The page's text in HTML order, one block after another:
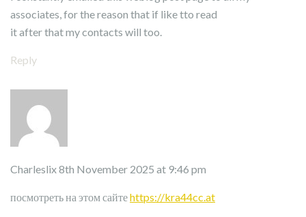
associates, for the reason that if like tto read
it after that my contacts will too.
Reply
Charleslix8th November 2025 at 9:46 pm
посмотреть на этом сайтеhttps://kra44cc.at